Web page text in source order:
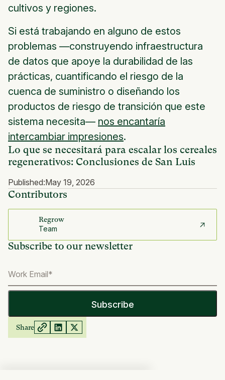
Lo que se necesitará para escalar los cereales
regenerativos: Conclusiones de San Luis
Published:May 19, 2026
Contributors
Regrow
Team
Subscribe to our newsletter
Share
cultivos y regiones.
Si está trabajando en alguno de estos
problemas —construyendo infraestructura
de datos que apoye la durabilidad de las
prácticas, cuantificando el riesgo de la
cuenca de suministro o diseñando los
productos de riesgo de transición que este
sistema necesita— nos encantaría
intercambiar impresiones.